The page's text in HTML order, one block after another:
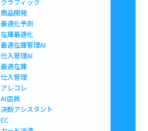
商品開発
最適化予測
在庫最適化
最適在庫管理AI
仕入管理AI
最適在庫
仕入管理
アレコレ
AI店員
決断アシスタント
EC